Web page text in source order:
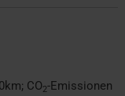
; CO2-Emissionen